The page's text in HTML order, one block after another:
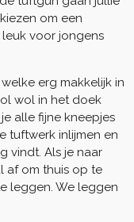
om een
voor jongens
erg makkelijk in
wol in het doek
alle fijne kneepjes
tuftwerk inlijmen en
vindt. Als je naar
af om thuis op te
leggen. We leggen